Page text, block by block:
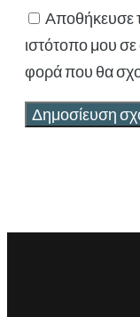
Αποθήκευσε
ιστότοπο μου
φορά που θα